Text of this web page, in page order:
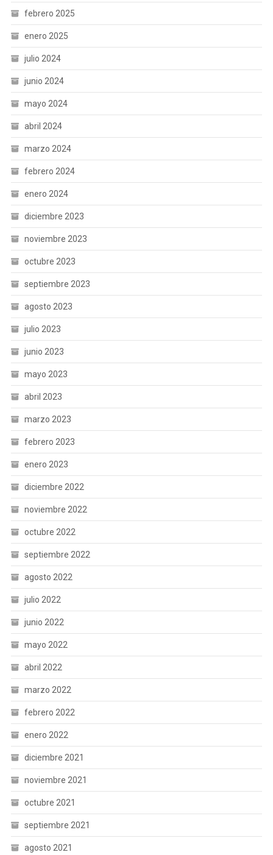
febrero 2025
enero 2025
julio 2024
junio 2024
mayo 2024
abril 2024
marzo 2024
febrero 2024
enero 2024
diciembre 2023
noviembre 2023
octubre 2023
septiembre 2023
agosto 2023
julio 2023
junio 2023
mayo 2023
abril 2023
marzo 2023
febrero 2023
enero 2023
diciembre 2022
noviembre 2022
octubre 2022
septiembre 2022
agosto 2022
julio 2022
junio 2022
mayo 2022
abril 2022
marzo 2022
febrero 2022
enero 2022
diciembre 2021
noviembre 2021
octubre 2021
septiembre 2021
agosto 2021